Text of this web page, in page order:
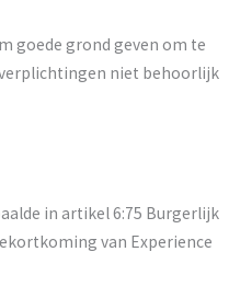
goede grond geven om te
niet behoorlijk
in artikel 6:75 Burgerlijk
van Experience